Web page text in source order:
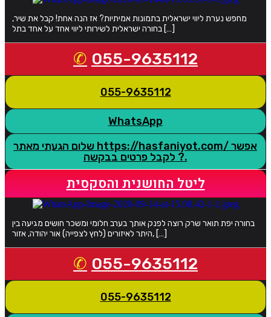
מחפש נערת ליווי ישראלית בתמונות אמיתיות? אז הנה אחת! קבל את שיר,
בחורה ישראלית לשירותי ליווי אחד על אחד בתל […]
055-9635112
055-9635112
WhatsApp
שלום הגעתי מאתר https://hasfaniyot.com/ אפשר
לקבל פרטים בבקשה ?.
ליטל החושנית והסקסית
בחורה יפת תואר שרק רוצה לפנק אותך בערב חלומי ומשכר חושים מגיעה בין
היתר לאיזורים (לחץ לצפייה) אור יהודה, אזור, […]
055-9635112
055-9635112